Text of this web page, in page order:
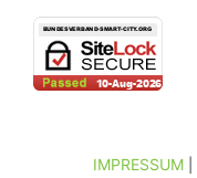
IMPRESSUM|